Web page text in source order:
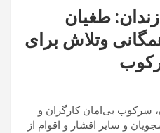
طغیان
وتلاش برای
سرکوب بی‌امان کارگران و
و سایر اقشار و اقوام از